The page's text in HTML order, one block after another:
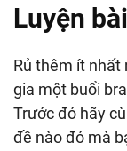
Luyện
Rủ thêm ít
gia một buổi
Trước đó hãy
đề nào đó mà